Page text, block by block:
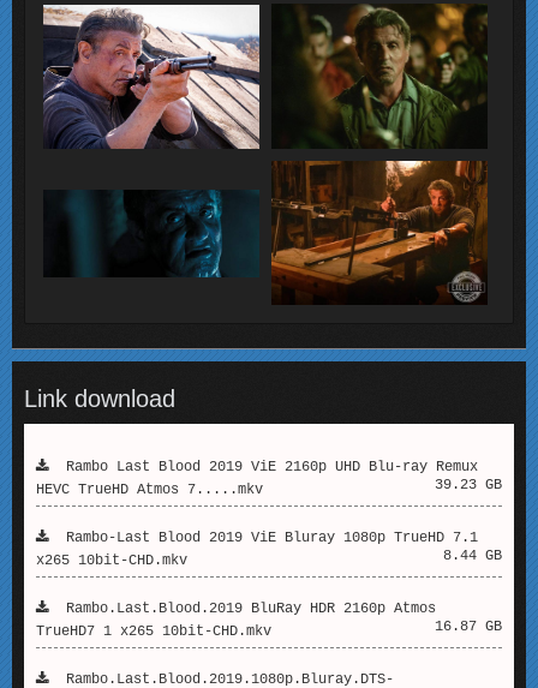
Link download
Rambo Last Blood 2019 ViE 2160p UHD Blu-ray Remux
HEVC TrueHD Atmos 7.....mkv
39.23 GB
Rambo-Last Blood 2019 ViE Bluray 1080p TrueHD 7.1
x265 10bit-CHD.mkv
8.44 GB
Rambo.Last.Blood.2019 BluRay HDR 2160p Atmos
TrueHD7 1 x265 10bit-CHD.mkv
16.87 GB
Rambo.Last.Blood.2019.1080p.Bluray.DTS-